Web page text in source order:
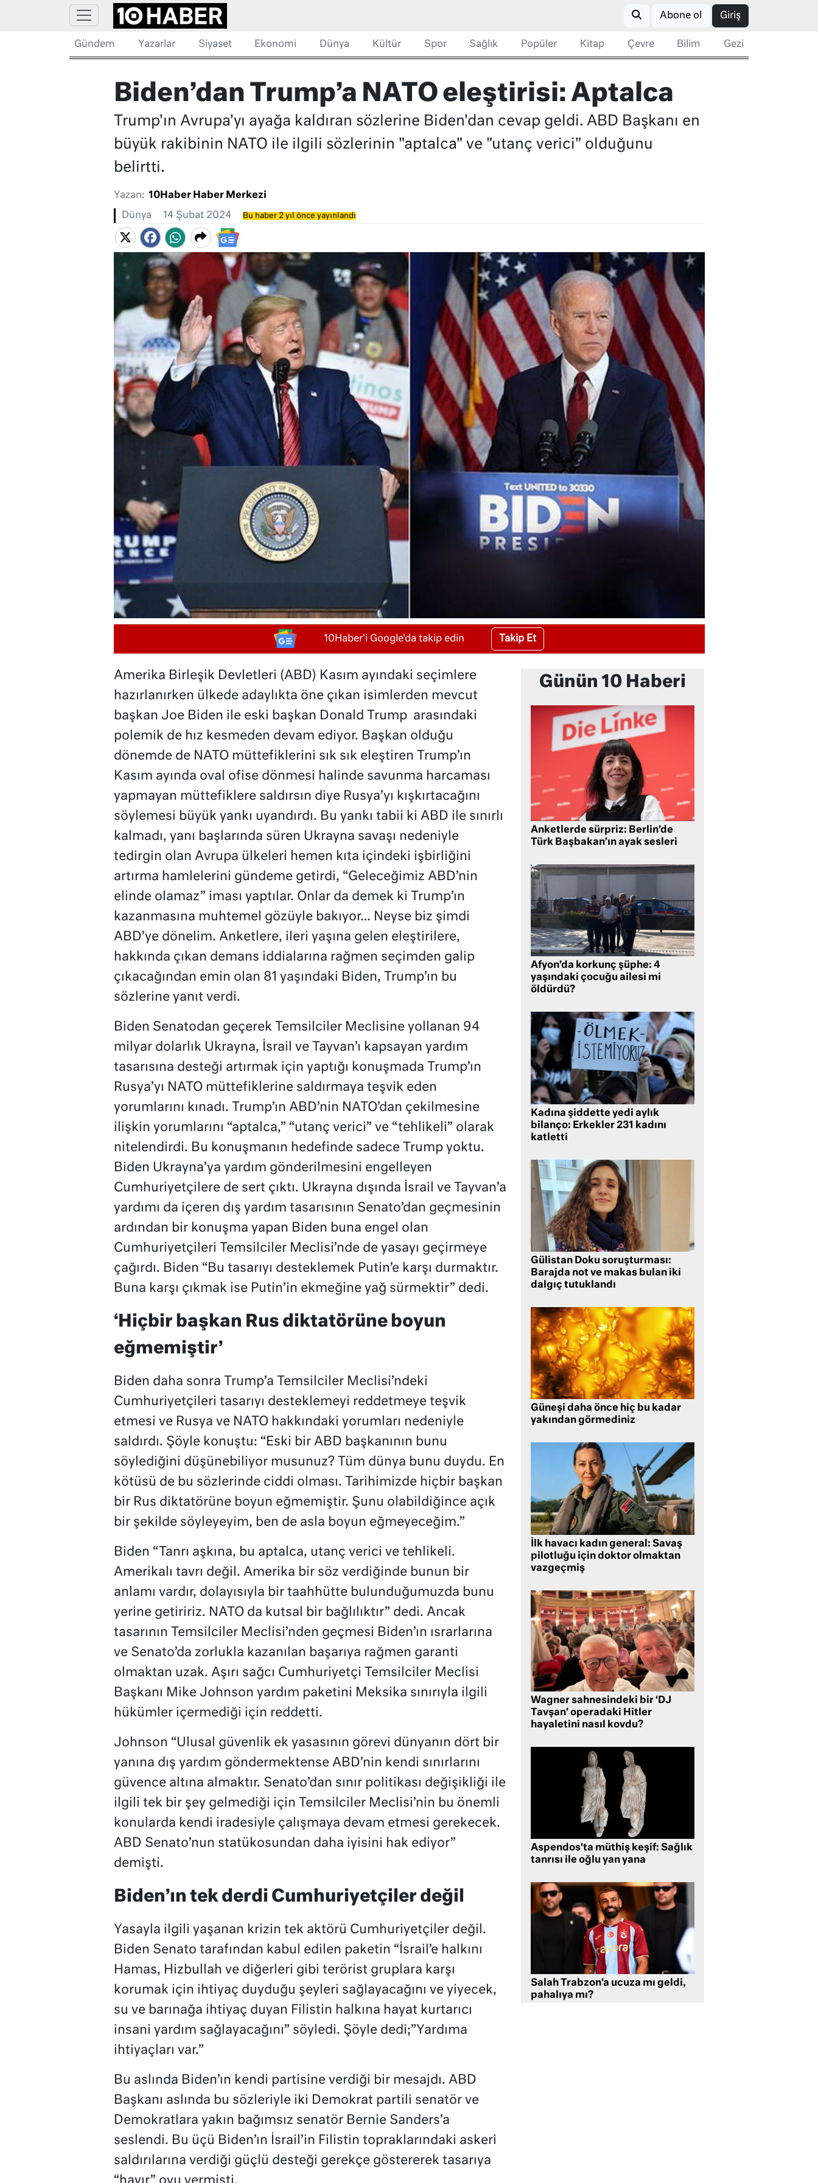
Abone ol Giriş
Gündem Yazarlar Siyaset Ekonomi Dünya Kültür Spor Sağlık Popüler Kitap Çevre Bilim Gezi
Biden’dan Trump’a NATO eleştirisi: Aptalca
Trump'ın Avrupa'yı ayağa kaldıran sözlerine Biden'dan cevap geldi. ABD Başkanı en
büyük rakibinin NATO ile ilgili sözlerinin "aptalca" ve "utanç verici" olduğunu
belirtti.
Yazan: 10Haber Haber Merkezi
Dünya 14 Şubat 2024 Bu haber 2 yıl önce yayınlandı
10Haber'i Google'da takip edin Takip Et
Amerika Birleşik Devletleri (ABD) Kasım ayındaki seçimlere
hazırlanırken ülkede adaylıkta öne çıkan isimlerden mevcut
başkan Joe Biden ile eski başkan Donald Trump arasındaki
polemik de hız kesmeden devam ediyor. Başkan olduğu
dönemde de NATO müttefiklerini sık sık eleştiren Trump’ın
Kasım ayında oval ofise dönmesi halinde savunma harcaması
yapmayan müttefiklere saldırsın diye Rusya’yı kışkırtacağını
söylemesi büyük yankı uyandırdı. Bu yankı tabii ki ABD ile sınırlı
kalmadı, yanı başlarında süren Ukrayna savaşı nedeniyle
tedirgin olan Avrupa ülkeleri hemen kıta içindeki işbirliğini
artırma hamlelerini gündeme getirdi, “Geleceğimiz ABD’nin
elinde olamaz” iması yaptılar. Onlar da demek ki Trump’ın
kazanmasına muhtemel gözüyle bakıyor… Neyse biz şimdi
ABD’ye dönelim. Anketlere, ileri yaşına gelen eleştirilere,
hakkında çıkan demans iddialarına rağmen seçimden galip
çıkacağından emin olan 81 yaşındaki Biden, Trump’ın bu
sözlerine yanıt verdi.
Biden Senatodan geçerek Temsilciler Meclisine yollanan 94
milyar dolarlık Ukrayna, İsrail ve Tayvan’ı kapsayan yardım
tasarısına desteği artırmak için yaptığı konuşmada Trump’ın
Rusya’yı NATO müttefiklerine saldırmaya teşvik eden
yorumlarını kınadı. Trump’ın ABD’nin NATO’dan çekilmesine
ilişkin yorumlarını “aptalca,” “utanç verici” ve “tehlikeli” olarak
nitelendirdi. Bu konuşmanın hedefinde sadece Trump yoktu.
Biden Ukrayna’ya yardım gönderilmesini engelleyen
Cumhuriyetçilere de sert çıktı. Ukrayna dışında İsrail ve Tayvan’a
yardımı da içeren dış yardım tasarısının Senato’dan geçmesinin
ardından bir konuşma yapan Biden buna engel olan
Cumhuriyetçileri Temsilciler Meclisi’nde de yasayı geçirmeye
çağırdı. Biden “Bu tasarıyı desteklemek Putin’e karşı durmaktır.
Buna karşı çıkmak ise Putin’in ekmeğine yağ sürmektir” dedi.
‘Hiçbir başkan Rus diktatörüne boyun
eğmemiştir’
Biden daha sonra Trump’a Temsilciler Meclisi’ndeki
Cumhuriyetçileri tasarıyı desteklemeyi reddetmeye teşvik
etmesi ve Rusya ve NATO hakkındaki yorumları nedeniyle
saldırdı. Şöyle konuştu: “Eski bir ABD başkanının bunu
söylediğini düşünebiliyor musunuz? Tüm dünya bunu duydu. En
kötüsü de bu sözlerinde ciddi olması. Tarihimizde hiçbir başkan
bir Rus diktatörüne boyun eğmemiştir. Şunu olabildiğince açık
bir şekilde söyleyeyim, ben de asla boyun eğmeyeceğim.”
Biden “Tanrı aşkına, bu aptalca, utanç verici ve tehlikeli.
Amerikalı tavrı değil. Amerika bir söz verdiğinde bunun bir
anlamı vardır, dolayısıyla bir taahhütte bulunduğumuzda bunu
yerine getiririz. NATO da kutsal bir bağlılıktır” dedi. Ancak
tasarının Temsilciler Meclisi’nden geçmesi Biden’ın ısrarlarına
ve Senato’da zorlukla kazanılan başarıya rağmen garanti
olmaktan uzak. Aşırı sağcı Cumhuriyetçi Temsilciler Meclisi
Başkanı Mike Johnson yardım paketini Meksika sınırıyla ilgili
hükümler içermediği için reddetti.
Johnson “Ulusal güvenlik ek yasasının görevi dünyanın dört bir
yanına dış yardım göndermektense ABD’nin kendi sınırlarını
güvence altına almaktır. Senato’dan sınır politikası değişikliği ile
ilgili tek bir şey gelmediği için Temsilciler Meclisi’nin bu önemli
konularda kendi iradesiyle çalışmaya devam etmesi gerekecek.
ABD Senato’nun statükosundan daha iyisini hak ediyor”
demişti.
Biden’ın tek derdi Cumhuriyetçiler değil
Yasayla ilgili yaşanan krizin tek aktörü Cumhuriyetçiler değil.
Biden Senato tarafından kabul edilen paketin “İsrail’e halkını
Hamas, Hizbullah ve diğerleri gibi terörist gruplara karşı
korumak için ihtiyaç duyduğu şeyleri sağlayacağını ve yiyecek,
su ve barınağa ihtiyaç duyan Filistin halkına hayat kurtarıcı
insani yardım sağlayacağını” söyledi. Şöyle dedi;”Yardıma
ihtiyaçları var.”
Bu aslında Biden’ın kendi partisine verdiği bir mesajdı. ABD
Başkanı aslında bu sözleriyle iki Demokrat partili senatör ve
Demokratlara yakın bağımsız senatör Bernie Sanders’a
seslendi. Bu üçü Biden’ın İsrail’in Filistin topraklarındaki askeri
saldırılarına verdiği güçlü desteği gerekçe göstererek tasarıya
Günün 10 Haberi
Anketlerde sürpriz: Berlin’de
Türk Başbakan’ın ayak sesleri
Afyon’da korkunç şüphe: 4
yaşındaki çocuğu ailesi mi
öldürdü?
Kadına şiddette yedi aylık
bilanço: Erkekler 231 kadını
katletti
Gülistan Doku soruşturması:
Barajda not ve makas bulan iki
dalgıç tutuklandı
Güneşi daha önce hiç bu kadar
yakından görmediniz
İlk havacı kadın general: Savaş
pilotluğu için doktor olmaktan
vazgeçmiş
Wagner sahnesindeki bir ‘DJ
Tavşan’ operadaki Hitler
hayaletini nasıl kovdu?
Aspendos’ta müthiş keşif: Sağlık
tanrısı ile oğlu yan yana
Salah Trabzon’a ucuza mı geldi,
pahalıya mı?